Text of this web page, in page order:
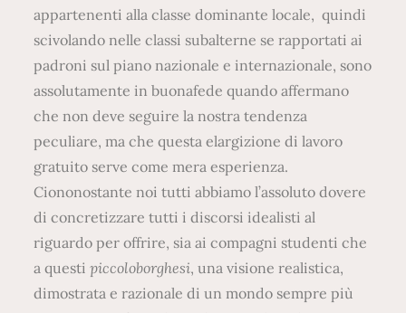
appartenenti alla classe dominante locale, quindi
scivolando nelle classi subalterne se rapportati ai
padroni sul piano nazionale e internazionale, sono
assolutamente in buonafede quando affermano
che non deve seguire la nostra tendenza
peculiare, ma che questa elargizione di lavoro
gratuito serve come mera esperienza.
Ciononostante noi tutti abbiamo l’assoluto dovere
di concretizzare tutti i discorsi idealisti al
riguardo per offrire, sia ai compagni studenti che
a questipiccoloborghesi, una visione realistica,
dimostrata e razionale di un mondo sempre più